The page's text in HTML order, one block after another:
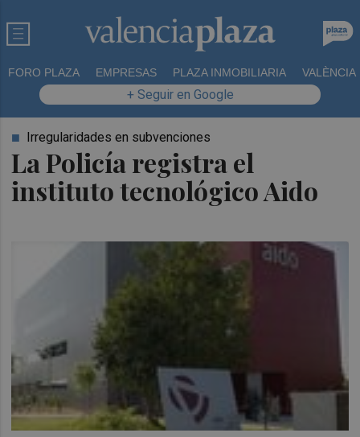
FORO PLAZA EMPRESAS PLAZA INMOBILIARIA VALÈNCIA
+ Seguir en Google
La Policía registra el
instituto tecnológico Aido
Irregularidades en subvenciones